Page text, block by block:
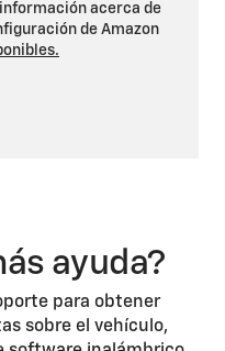
acerca de
de Amazon
ayuda?
para obtener
sobre el vehículo,